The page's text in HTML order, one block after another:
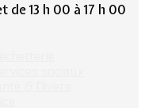
sociaux
de 13 h 00 à 17 h 00